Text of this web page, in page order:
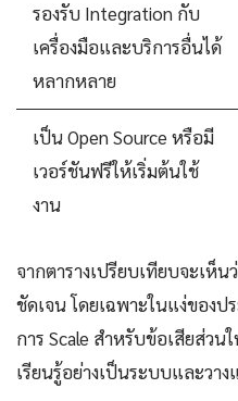
รองรับ Integration กับ
เครื่องมือและบริการอื่นได้
หลากหลาย
เป็น Open Source หรือมี
เวอร์ชันฟรีให้เริ่มต้นใช้
งาน
จากตารางเปรียบเทียบจะเห็
ชัดเจน โดยเฉพาะในแง่ของ
การ Scale สำหรับข้อเสียส่วน
เรียนรู้อย่างเป็นระบบและวา